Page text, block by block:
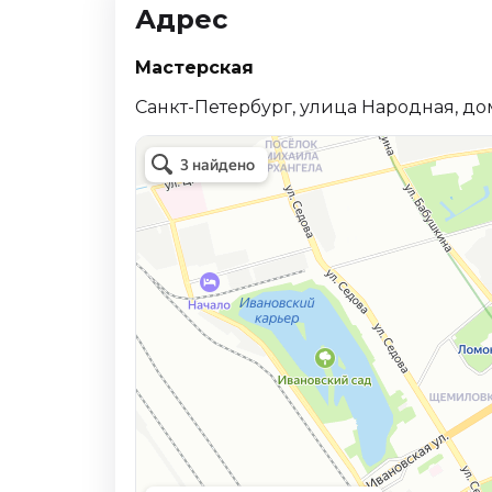
Адрес
Мастерская
Санкт-Петербург, улица Народная,